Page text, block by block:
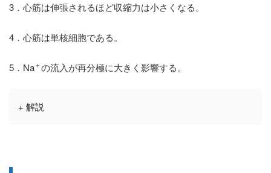
3．心筋は伸張されるほど収縮力は小さくなる。
4．心筋は単核細胞である。
5．Na＋の流入が再分極に大きく影響する。
+ 解説